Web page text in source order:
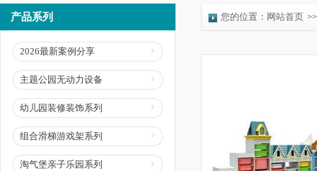
产品系列
2026最新案例分享
主题公园无动力设备
幼儿园装修装饰系列
组合滑梯游戏架系列
淘气堡亲子乐园系列
您的位置： 网站首页 >>